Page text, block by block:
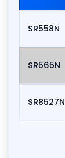
SR558N
SR565N
SR8527N